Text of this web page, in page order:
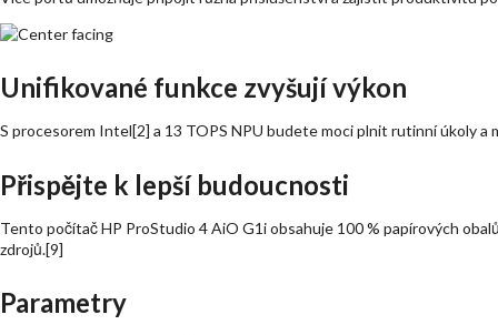
Unifikované funkce zvyšují výkon
S procesorem Intel[2] a 13 TOPS NPU budete moci plnit rutinní úkoly a
Přispějte k lepší budoucnosti
Tento počítač HP ProStudio 4 AiO G1i obsahuje 100 % papírových
zdrojů.[9]
Parametry